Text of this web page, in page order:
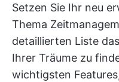
Setzen Sie Ihr neu
Thema
detaillierten Liste
Ihrer Träume zu
wichtigsten